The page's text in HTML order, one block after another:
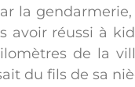
la
avoir réussi à
de la
du fils de sa